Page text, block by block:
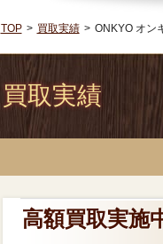
TOP 買取実績 ONKYO オン
買取実績
高額買取実施